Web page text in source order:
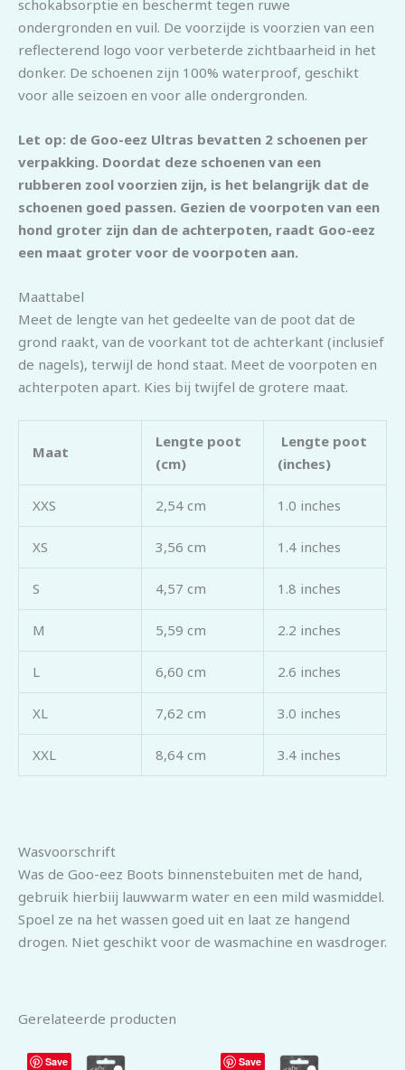
schokabsorptie en beschermt tegen ruwe
ondergronden en vuil. De voorzijde is voorzien van een
reflecterend logo voor verbeterde zichtbaarheid in het
donker. De schoenen zijn 100% waterproof, geschikt
voor alle seizoen en voor alle ondergronden.
Let op: de Goo-eez Ultras bevatten 2 schoenen per
verpakking. Doordat deze schoenen van een
rubberen zool voorzien zijn, is het belangrijk dat de
schoenen goed passen. Gezien de voorpoten van een
hond groter zijn dan de achterpoten, raadt Goo-eez
een maat groter voor de voorpoten aan.
Maattabel
Meet de lengte van het gedeelte van de poot dat de
grond raakt, van de voorkant tot de achterkant (inclusief
de nagels), terwijl de hond staat. Meet de voorpoten en
achterpoten apart. Kies bij twijfel de grotere maat.
Maat
Lengte poot
(cm)
Lengte poot
(inches)
XXS 2,54 cm 1.0 inches
XS 3,56 cm 1.4 inches
S 4,57 cm 1.8 inches
M 5,59 cm 2.2 inches
L 6,60 cm 2.6 inches
XL 7,62 cm 3.0 inches
XXL 8,64 cm 3.4 inches
Wasvoorschrift
Was de Goo-eez Boots binnenstebuiten met de hand,
gebruik hierbiij lauwwarm water en een mild wasmiddel.
Spoel ze na het wassen goed uit en laat ze hangend
drogen. Niet geschikt voor de wasmachine en wasdroger.
Gerelateerde producten
Save Save